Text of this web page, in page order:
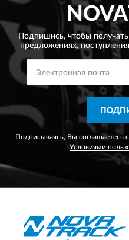
Подпишись, чтобы
предложениях,
Подписываясь, Вы соглашаетесь с
Условиями